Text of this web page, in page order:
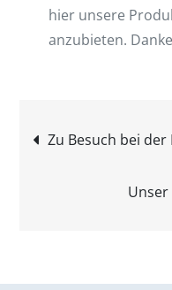
hier unsere
anzubieten.
Zu Besuch bei